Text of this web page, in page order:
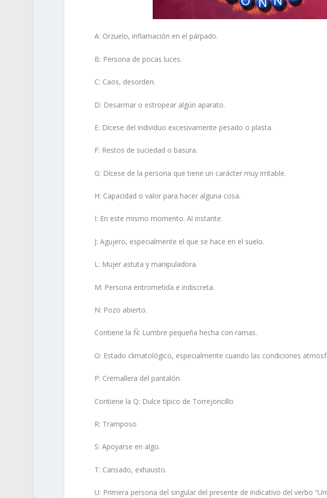
A: Orzuelo, inflamación en el párpado.
B: Persona de pocas luces.
C: Caos, desorden.
D: Desarmar o estropear algún aparato.
E: Dícese del individuo excesivamente pesado o plasta.
F: Restos de suciedad o basura.
G: Dícese de la persona que tiene un carácter muy irritable.
H: Capacidad o valor para hacer alguna cosa.
I: En este mismo momento. Al instante.
J: Agujero, especialmente el que se hace en el suelo.
L: Mujer astuta y manipuladora.
M: Persona entrometida e indiscreta.
N: Pozo abierto.
Contiene la Ñ: Lumbre pequeña hecha con ramas.
O: Estado climatológico, especialmente cuando las condiciones
P: Cremallera del pantalón.
Contiene la Q: Dulce típico de Torrejoncillo
R: Tramposo
S: Apoyarse en algo.
T: Cansado, exhausto.
U: Primera persona del singular del presente de indicativo del verbo